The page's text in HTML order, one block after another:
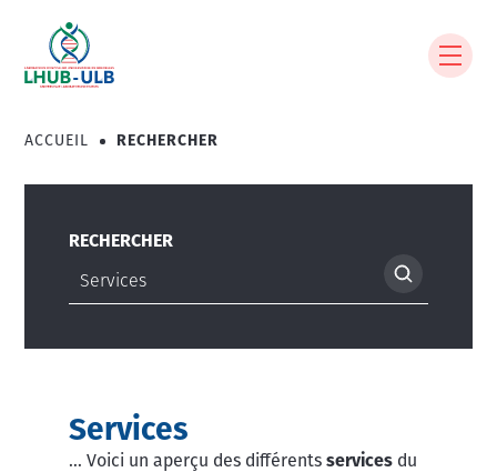
contenu
principal
Fil
d'Ariane
ACCUEIL RECHERCHER
RECHERCHER
Services
… Voici un aperçu des différentsservices du